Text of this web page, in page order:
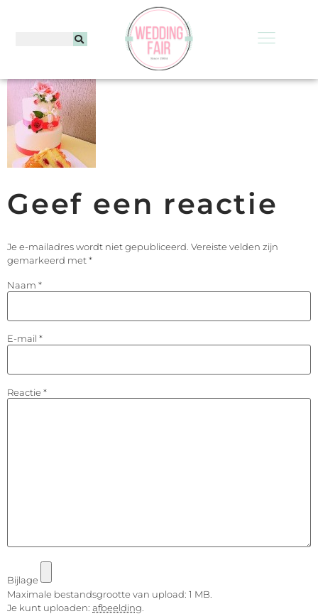
Geef een reactie
Je e-mailadres wordt niet gepubliceerd. Vereiste velden zijn
gemarkeerd met*
Naam *
E-mail *
Reactie *
Bijlage
Maximale bestandsgrootte van upload: 1 MB.
Je kunt uploaden: afbeelding